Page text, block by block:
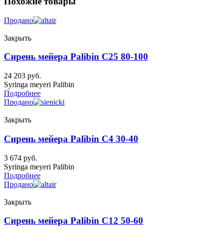
Продано
Закрыть
Сирень мейера Palibin C25 80-100
24 203 руб.
Syringa meyeri Palibin
Подробнее
Продано
Закрыть
Сирень мейера Palibin C4 30-40
3 674 руб.
Syringa meyeri Palibin
Подробнее
Продано
Закрыть
Сирень мейера Palibin C12 50-60